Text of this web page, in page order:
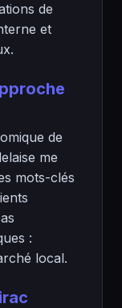
de
et
de
me
mots-clés
:
local.